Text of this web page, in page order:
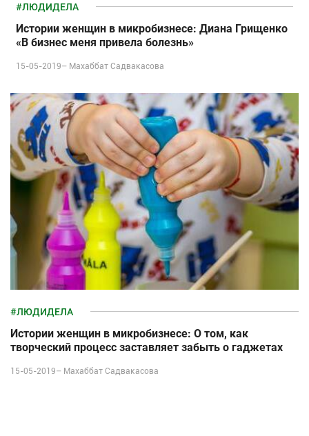
#ЛЮДИДЕЛА
Истории женщин в микробизнесе: Диана Грищенко
«В бизнес меня привела болезнь»
15-05-2019– Махаббат Садвакасова
#ЛЮДИДЕЛА
Истории женщин в микробизнесе: О том, как
творческий процесс заставляет забыть о гаджетах
15-05-2019– Махаббат Садвакасова